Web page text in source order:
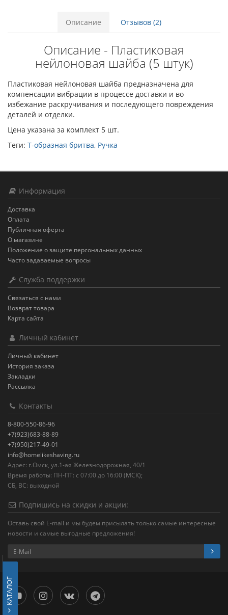
Описание Отзывов (2)
Описание - Пластиковая
нейлоновая шайба (5 штук)
Пластиковая нейлоновая шайба предназначена для
компенсации вибрации в процессе доставки и во
избежание раскручивания и последующего повреждения
деталей и отделки.
Цена указана за комплект 5 шт.
Теги: Т-образная бритва, Ручка
Информация
Доставка
Оплата
Публичная оферта
О магазине
Положение о защите персональных данных
Часто задаваемые вопросы
Служба поддержки
Связаться с нами
Возврат товара
Карта сайта
Личный кабинет
Личный кабинет
История заказа
Закладки
Рассылка
Контакты
8-800-550-86-96
+7(923)683-88-89
+7(950)217-49-01
info@homelikeshaving.ru
Адрес: г.Омск, ул.1-ая Железнодорожная, 40/1
Время работы: ПН-ПТ: с 07:00 до 16:00 (МСК);
СБ, ВС: выходной
Подпишись на скидки и акции:
Оставь свой E-mail и мы будем присылать только самые интересные
новости и самые выгодные предложения!
КАТАЛОГ